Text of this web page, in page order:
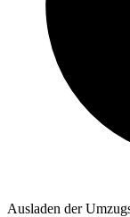
Ausladen der